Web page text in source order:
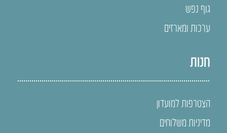
גוף נפש
ערכות ומארזים
חנות
הצטרפות למועדון
מדיניות משלוחים